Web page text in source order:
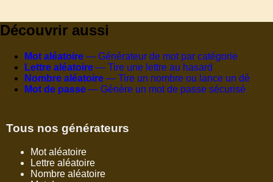
Découvrir aussi
Mot aléatoire — Générateur de mot par catégorie
Lettre aléatoire — Tire une lettre au hasard
Nombre aléatoire — Tire un nombre ou lance un dé
Mot de passe — Génère un mot de passe sécurisé
Tous nos générateurs
Mot aléatoire
Lettre aléatoire
Nombre aléatoire